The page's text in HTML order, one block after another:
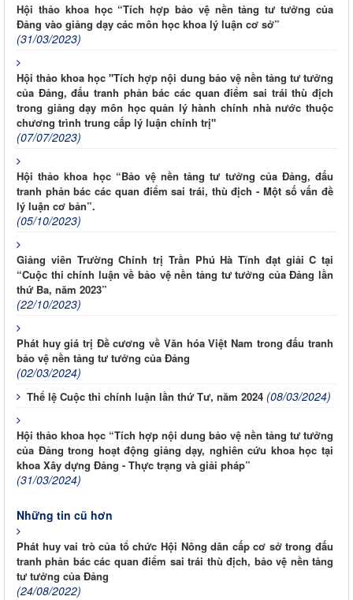
Hội thảo khoa học “Tích hợp bảo vệ nền tảng tư tưởng của
Đảng vào giảng dạy các môn học khoa lý luận cơ sở”
(31/03/2023)
Hội thảo khoa học "Tích hợp nội dung bảo vệ nền tảng tư tưởng
của Đảng, đấu tranh phản bác các quan điểm sai trái thù địch
trong giảng dạy môn học quản lý hành chính nhà nước thuộc
chương trình trung cấp lý luận chính trị"
(07/07/2023)
Hội thảo khoa học “Bảo vệ nền tảng tư tưởng của Đảng, đấu
tranh phản bác các quan điểm sai trái, thù địch - Một số vấn đề
lý luận cơ bản”.
(05/10/2023)
Giảng viên Trường Chính trị Trần Phú Hà Tĩnh đạt giải C tại
“Cuộc thi chính luận về bảo vệ nền tảng tư tưởng của Đảng lần
thứ Ba, năm 2023”
(22/10/2023)
Phát huy giá trị Đề cương về Văn hóa Việt Nam trong đấu tranh
bảo vệ nền tảng tư tưởng của Đảng
(02/03/2024)
Thể lệ Cuộc thi chính luận lần thứ Tư, năm 2024 (08/03/2024)
Hội thảo khoa học “Tích hợp nội dung bảo vệ nền tảng tư tưởng
của Đảng trong hoạt động giảng dạy, nghiên cứu khoa học tại
khoa Xây dựng Đảng - Thực trạng và giải pháp”
(31/03/2024)
Những tin cũ hơn
Phát huy vai trò của tổ chức Hội Nông dân cấp cơ sở trong đấu
tranh phản bác các quan điểm sai trái thù địch, bảo vệ nền tảng
tư tưởng của Đảng
(24/08/2022)